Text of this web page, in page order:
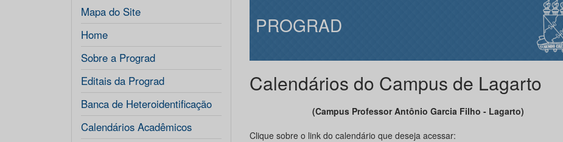
Mapa do Site
Home
Sobre a Prograd
Editais da Prograd
Banca de Heteroidentificação
Calendários Acadêmicos
PROGRAD
Calendários do Campus de Lagarto
(Campus Professor Antônio Garcia Filho - Lagarto)
Clique sobre o link do calendário que deseja acessar: